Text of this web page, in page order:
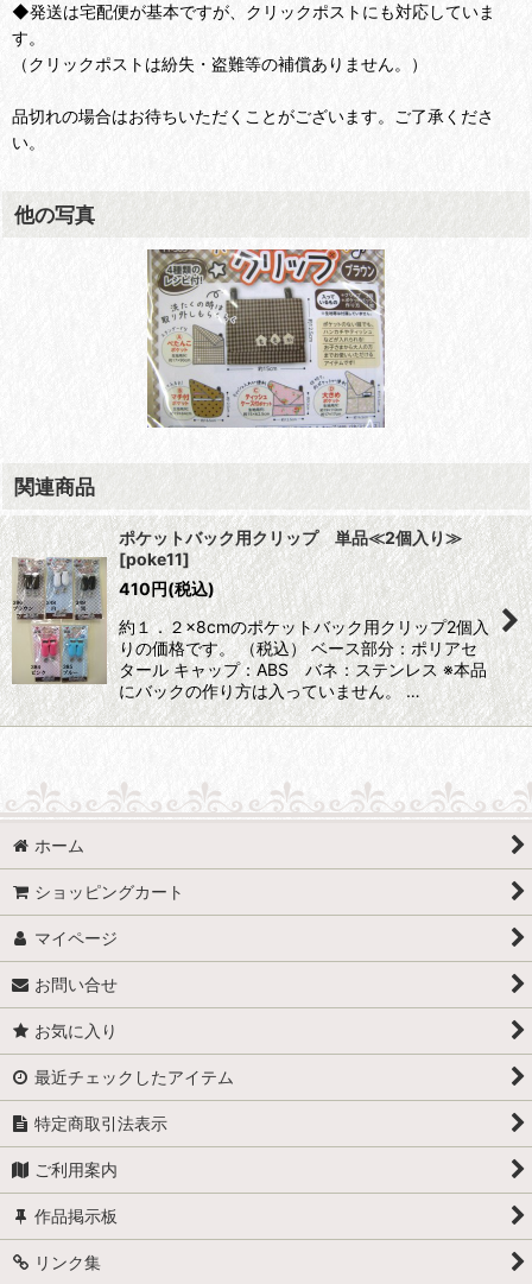
◆発送は宅配便が基本ですが、クリックポストにも対応していま
す。
（クリックポストは紛失・盗難等の補償ありません。）
品切れの場合はお待ちいただくことがございます。ご了承くださ
い。
他の写真
関連商品
ポケットバック用クリップ 単品≪2個入り≫
[poke11]
410円(税込)
約１．２×8cmのポケットバック用クリップ2個入
りの価格です。 （税込） ベース部分：ポリアセ
タール キャップ：ABS バネ：ステンレス ※本品
にバックの作り方は入っていません。 …
ホーム
ショッピングカート
マイページ
お問い合せ
お気に入り
最近チェックしたアイテム
特定商取引法表示
ご利用案内
作品掲示板
リンク集